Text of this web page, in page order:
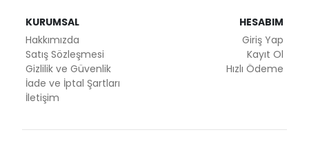
KURUMSAL
Hakkımızda
Satış Sözleşmesi
Gizlilik ve Güvenlik
İade ve İptal Şartları
İletişim
HESABIM
Giriş Yap
Kayıt Ol
Hızlı Ödeme